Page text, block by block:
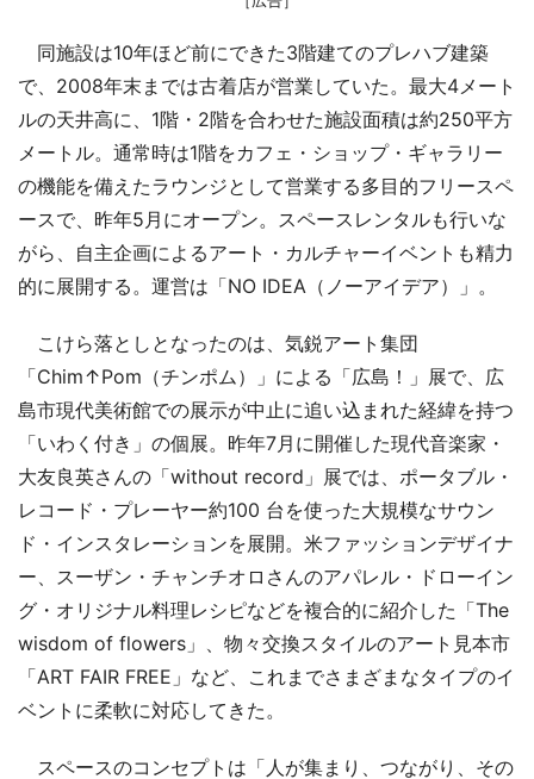
同施設は10年ほど前にできた3階建てのプレハブ建築
で、2008年末までは古着店が営業していた。最大4メート
ルの天井高に、1階・2階を合わせた施設面積は約250平方
メートル。通常時は1階をカフェ・ショップ・ギャラリー
の機能を備えたラウンジとして営業する多目的フリースペ
ースで、昨年5月にオープン。スペースレンタルも行いな
がら、自主企画によるアート・カルチャーイベントも精力
的に展開する。運営は「NO IDEA（ノーアイデア）」。
こけら落としとなったのは、気鋭アート集団
「Chim↑Pom（チンポム）」による「広島！」展で、広
島市現代美術館での展示が中止に追い込まれた経緯を持つ
「いわく付き」の個展。昨年7月に開催した現代音楽家・
大友良英さんの「without record」展では、ポータブル・
レコード・プレーヤー約100 台を使った大規模なサウン
ド・インスタレーションを展開。米ファッションデザイナ
ー、スーザン・チャンチオロさんのアパレル・ドローイン
グ・オリジナル料理レシピなどを複合的に紹介した「The
wisdom of flowers」、物々交換スタイルのアート見本市
「ART FAIR FREE」など、これまでさまざまなタイプのイ
ベントに柔軟に対応してきた。
スペースのコンセプトは「人が集まり、つながり、その